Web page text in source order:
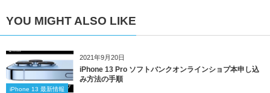
YOU MIGHT ALSO LIKE
2021年9月20日
iPhone 13 最新情報
iPhone 13 Pro ソフトバンクオンラインショプ本申し込
み方法の手順